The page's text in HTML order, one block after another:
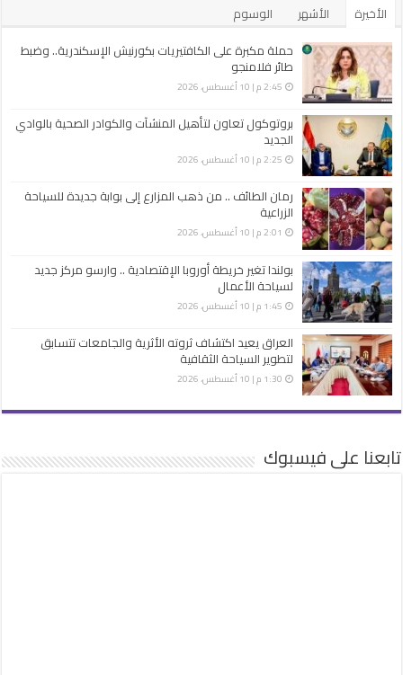
الأخيرة الأشهر
الوسوم
حملة مكبرة على الكافتيريات بكورنيش الإسكندرية.. وضبط
طائر فلامنجو
2:45 م | 10 أغسطس، 2026
بروتوكول تعاون لتأهيل المنشآت والكوادر الصحية بالوادي
الجديد
2:25 م | 10 أغسطس، 2026
رمان الطائف .. من ذهب المزارع إلى بوابة جديدة للسياحة
الزراعية
2:01 م | 10 أغسطس، 2026
بولندا تغير خريطة أوروبا الإقتصادية .. وارسو مركز جديد
لسياحة الأعمال
1:45 م | 10 أغسطس، 2026
العراق يعيد اكتشاف ثروته الأثرية والجامعات تتسابق
لتطوير السياحة الثقافية
1:30 م | 10 أغسطس، 2026
تابعنا على فيسبوك